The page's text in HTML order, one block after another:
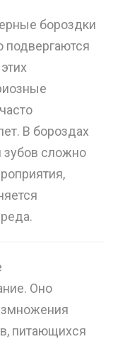
бороздки
подвергаются
В бороздах
зубов сложно
Оно
питающихся